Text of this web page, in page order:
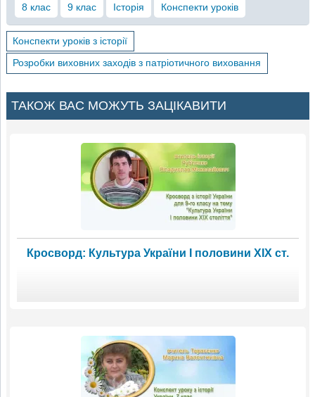
8 клас 9 клас Історія Конспекти уроків
Конспекти уроків з історії
Розробки виховних заходів з патріотичного виховання
ТАКОЖ ВАС МОЖУТЬ ЗАЦІКАВИТИ
Кросворд: Культура України І половини ХІХ ст.